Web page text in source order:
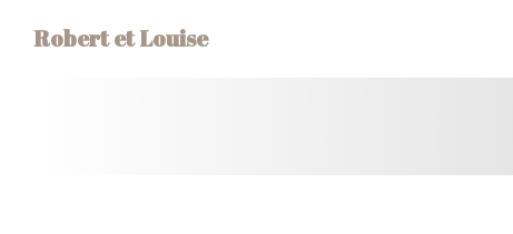
Robert et Louise